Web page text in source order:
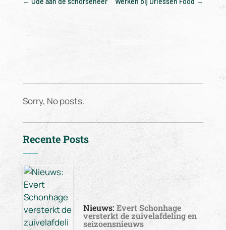
Sorry, No posts.
Recente Posts
Nieuws: Evert Schonhage
versterkt de zuivelafdeling en
seizoensnieuws